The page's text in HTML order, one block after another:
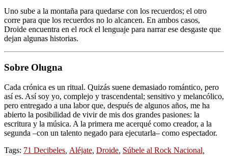
Uno sube a la montaña para quedarse con los recuerdos; el otro
corre para que los recuerdos no lo alcancen. En ambos casos,
Droide encuentra en el rockel lenguaje para narrar ese desgaste que
dejan algunas historias.
Sobre Olugna
Cada crónica es un ritual. Quizás suene demasiado romántico, pero
así es. Así soy yo, complejo y trascendental; sensitivo y melancólico,
pero entregado a una labor que, después de algunos años, me ha
abierto la posibilidad de vivir de mis dos grandes pasiones: la
escritura y la música. A la primera me acerqué como creador, a la
segunda –con un talento negado para ejecutarla– como espectador.
Tags: 71 Decibeles Aléjate Droide Súbele al Rock Nacional